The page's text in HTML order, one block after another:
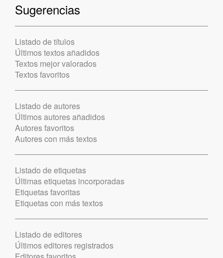
Sugerencias
Listado de títulos
Últimos textos añadidos
Textos mejor valorados
Textos favoritos
Listado de autores
Últimos autores añadidos
Autores favoritos
Autores con más textos
Listado de etiquetas
Últimas etiquetas incorporadas
Etiquetas favoritas
Etiquetas con más textos
Listado de editores
Últimos editores registrados